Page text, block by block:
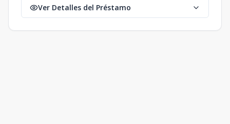
Ver Detalles del Préstamo